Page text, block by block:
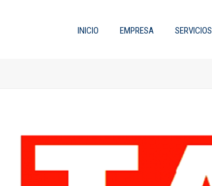
INICIO EMPRESA SERVICIOS